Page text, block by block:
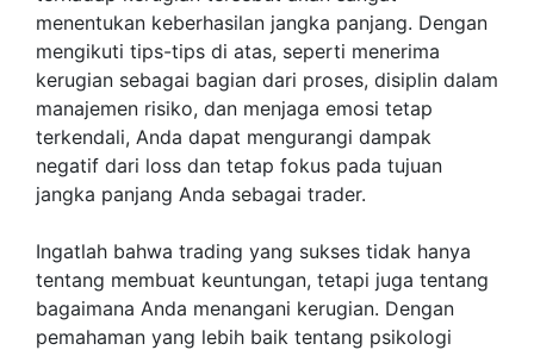
menentukan keberhasilan jangka panjang. Dengan
mengikuti tips-tips di atas, seperti menerima
kerugian sebagai bagian dari proses, disiplin dalam
manajemen risiko, dan menjaga emosi tetap
terkendali, Anda dapat mengurangi dampak
negatif dari loss dan tetap fokus pada tujuan
jangka panjang Anda sebagai trader.
Ingatlah bahwa trading yang sukses tidak hanya
tentang membuat keuntungan, tetapi juga tentang
bagaimana Anda menangani kerugian. Dengan
pemahaman yang lebih baik tentang psikologi